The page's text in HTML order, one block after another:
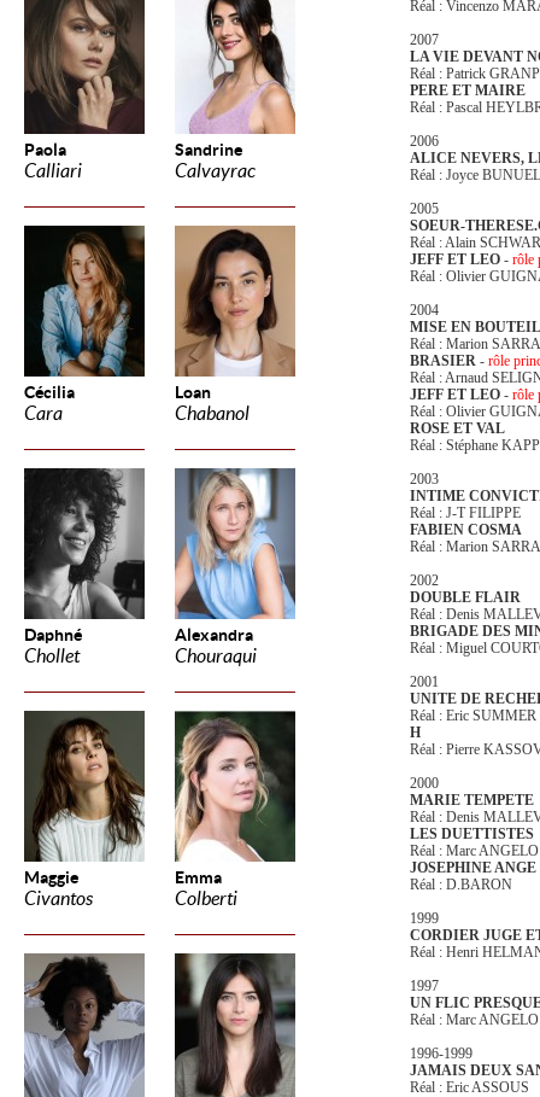
Paola
Calliari
Sandrine
Calvayrac
Cécilia
Cara
Loan
Chabanol
Daphné
Chollet
Alexandra
Chouraqui
Maggie
Civantos
Emma
Colberti
Réal : Vincenzo
2007
LA VIE DEVANT
Réal : Patrick
PERE ET MAIRE
Réal : Pascal
2006
ALICE NEVERS,
Réal : Joyce BUNUEL
2005
SOEUR-
Réal : Alain
JEFF ET LEO - rôle
Réal : Olivier
2004
MISE EN
Réal : Marion
BRASIER - rôle
Réal : Arnaud
JEFF ET LEO - rôle
Réal : Olivier
ROSE ET VAL
Réal : Stéphane
2003
INTIME
Réal : J-T FILIPPE
FABIEN COSMA
Réal : Marion
2002
DOUBLE FLAIR
Réal : Denis
BRIGADE DES
Réal : Miguel
2001
UNITE DE
Réal : Eric SUMMER
H
Réal : Pierre
2000
MARIE TEMPETE
Réal : Denis
LES DUETTISTES
Réal : Marc ANGELO
JOSEPHINE
Réal : D.BARON
1999
CORDIER JUGE
Réal : Henri
1997
UN FLIC
Réal : Marc ANGELO
1996-1999
JAMAIS DEUX
Réal : Eric ASSOUS